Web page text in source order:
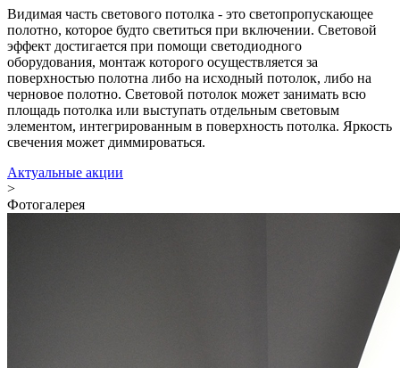
Видимая часть светового потолка - это светопропускающее
полотно, которое будто светиться при включении. Световой
эффект достигается при помощи светодиодного
оборудования, монтаж которого осуществляется за
поверхностью полотна либо на исходный потолок, либо на
черновое полотно. Световой потолок может занимать всю
площадь потолка или выступать отдельным световым
элементом, интегрированным в поверхность потолка. Яркость
свечения может диммироваться.
Актуальные акции
>
Фотогалерея